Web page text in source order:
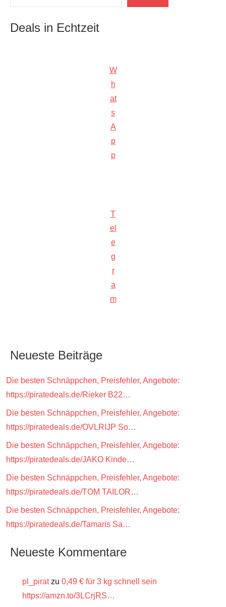
Deals in Echtzeit
W
h
at
s
A
p
p
T
el
e
g
r
a
m
Neueste Beiträge
Die besten Schnäppchen, Preisfehler, Angebote:
https://piratedeals.de/Rieker B22…
Die besten Schnäppchen, Preisfehler, Angebote:
https://piratedeals.de/OVLRIJP So…
Die besten Schnäppchen, Preisfehler, Angebote:
https://piratedeals.de/JAKO Kinde…
Die besten Schnäppchen, Preisfehler, Angebote:
https://piratedeals.de/TOM TAILOR…
Die besten Schnäppchen, Preisfehler, Angebote:
https://piratedeals.de/Tamaris Sa…
Neueste Kommentare
pl_piratzu 0,49 € für 3 kg schnell sein
https://amzn.to/3LCrjRS…